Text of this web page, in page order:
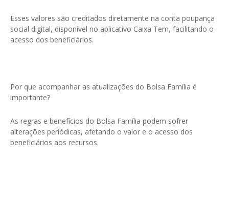
Esses valores são creditados diretamente na conta poupança
social digital, disponível no aplicativo Caixa Tem, facilitando o
acesso dos beneficiários.
Por que acompanhar as atualizações do Bolsa Família é
importante?
As regras e benefícios do Bolsa Família podem sofrer
alterações periódicas, afetando o valor e o acesso dos
beneficiários aos recursos.